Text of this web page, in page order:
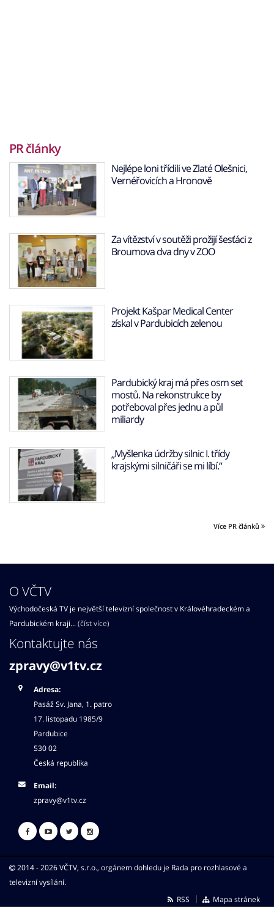
PR články
Nejlépe loni třídili ve Zlaté Olešnici,
Vernéřovicích a Hronově
Za vítězství v soutěži prožijí šesťáci z
Broumova dva dny v ZOO
Projekt Kašpar Medical Center
získal v Pardubicích zelenou
Pardubický kraj má přes osm set
mostů. Na rekonstrukce by
potřeboval přes jednu a půl
miliardy
„Myšlenka údržby silnic I. třídy
krajskými silničáři se mi líbí.“
Více PR článků
O VČTV
Východočeská TV je největší televizní společnost v Královéhradeckém a
Pardubickém kraji... (číst více)
Kontaktujte nás
zpravy@v1tv.cz
Adresa:
Pasáž Sv. Jana, 1. patro
17. listopadu 1985/9
Pardubice
530 02
Česká republika
Email:
zpravy@v1tv.cz
2014 - 2026 VČTV, s.r.o., orgánem dohledu je Rada pro rozhlasové a
televizní vysílání.
RSS
Mapa stránek